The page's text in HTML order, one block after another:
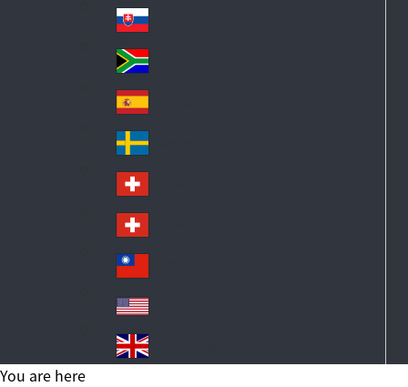
an
d
la
nd
Sl
ov
ak
ia
So
ut
h
Af
ric
a
Sp
ai
n
S
w
ed
en
S
wi
tz
erl
an
d
S
wi
tz
erl
an
d
Ta
iw
an
US
A
Un
You are here